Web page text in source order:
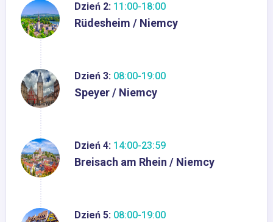
Dzień 2: 11:00-18:00
Rüdesheim / Niemcy
Dzień 3: 08:00-19:00
Speyer / Niemcy
Dzień 4: 14:00-23:59
Breisach am Rhein / Niemcy
Dzień 5: 08:00-19:00